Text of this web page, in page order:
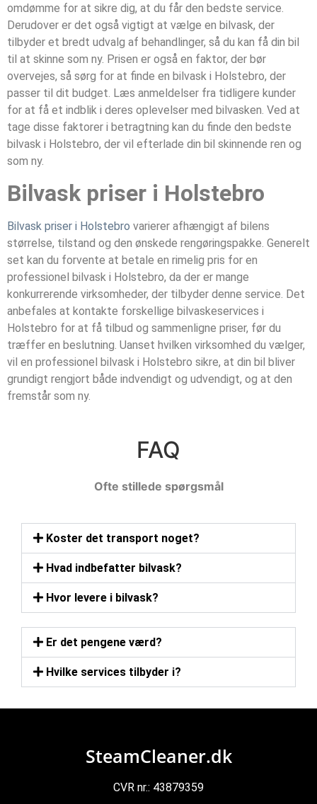
omdømme for at sikre dig, at du får den bedste service.
Derudover er det også vigtigt at vælge en bilvask, der
tilbyder et bredt udvalg af behandlinger, så du kan få din bil
til at skinne som ny. Prisen er også en faktor, der bør
overvejes, så sørg for at finde en bilvask i Holstebro, der
passer til dit budget. Læs anmeldelser fra tidligere kunder
for at få et indblik i deres oplevelser med bilvasken. Ved at
tage disse faktorer i betragtning kan du finde den bedste
bilvask i Holstebro, der vil efterlade din bil skinnende ren og
som ny.
Bilvask priser i Holstebro
Bilvask priser i Holstebro varierer afhængigt af bilens
størrelse, tilstand og den ønskede rengøringspakke. Generelt
set kan du forvente at betale en rimelig pris for en
professionel bilvask i Holstebro, da der er mange
konkurrerende virksomheder, der tilbyder denne service. Det
anbefales at kontakte forskellige bilvaskeservices i
Holstebro for at få tilbud og sammenligne priser, før du
træffer en beslutning. Uanset hvilken virksomhed du vælger,
vil en professionel bilvask i Holstebro sikre, at din bil bliver
grundigt rengjort både indvendigt og udvendigt, og at den
fremstår som ny.
FAQ
Ofte stillede spørgsmål
Koster det transport noget?
Hvad indbefatter bilvask?
Hvor levere i bilvask?
Er det pengene værd?
Hvilke services tilbyder i?
SteamCleaner.dk
CVR nr.: 43879359